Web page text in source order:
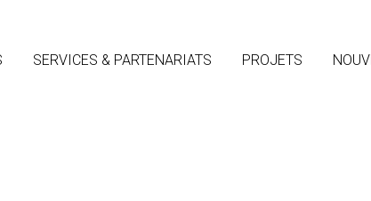
SERVICES & PARTENARIATS PROJETS